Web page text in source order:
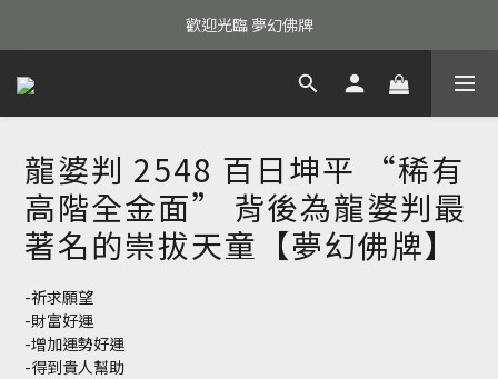
歡迎光臨 夢幻佛牌
龍婆判 2548 百日坤平 “稀有
高階全金面” 背後為龍婆判最
著名的崇拔天童【夢幻佛牌】
-祈求願望
-財富好運
-增加運勢好運
-得到貴人幫助